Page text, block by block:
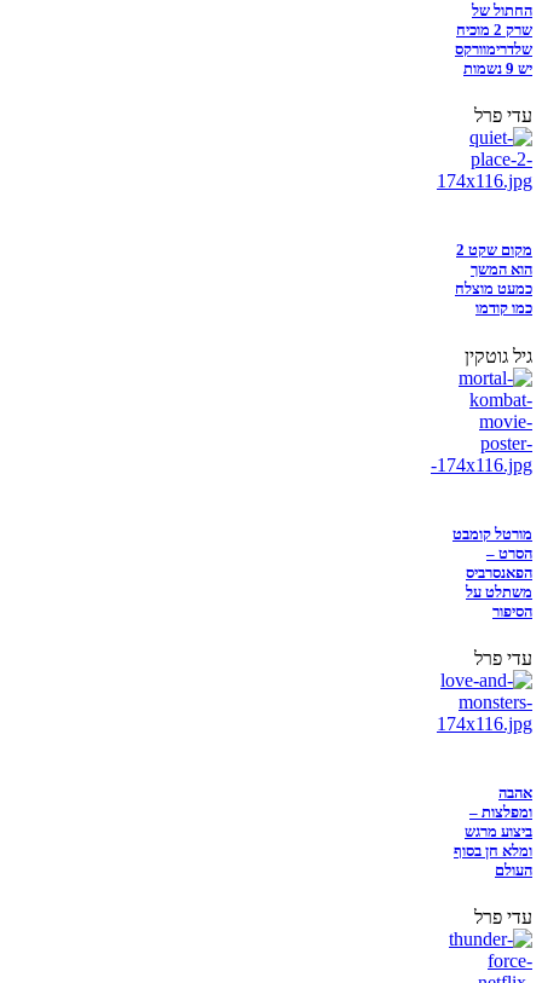
החתול של
שרק 2 מוכיח
שלדרימוורקס
יש 9 נשמות
עדי פרל
מקום שקט 2
הוא המשך
כמעט מוצלח
כמו קודמו
גיל גוטקין
מורטל קומבט
הסרט –
הפאנסרביס
משתלט על
הסיפור
עדי פרל
אהבה
ומפלצות –
ביצוע מרגש
ומלא חן בסוף
העולם
עדי פרל